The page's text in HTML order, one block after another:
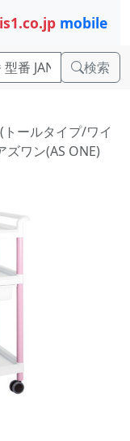
mobile
検索
ールタイプ/ワイ
ズワン(AS ONE)